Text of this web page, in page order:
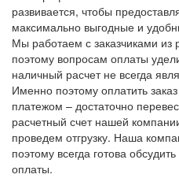
развивается, чтобы
максимально выгодные и
Мы работаем с заказчиками из
поэтому вопросам оплаты
наличный расчет не всегда
Именно поэтому оплатить
платежом – достаточно
расчетный счет нашей
проведем отгрузку. Наша
поэтому всегда готова
оплаты.